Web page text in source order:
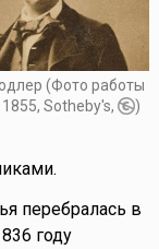
(Фото работы
Sotheby's,
)
перебралась в
году